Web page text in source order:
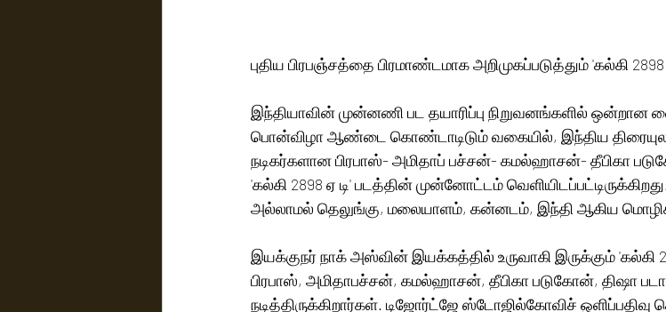
புதிய பிரபஞ்சத்தை பிரமாண்டமாக அறிமுகப்படுத்தும் 'கல்கி 2898
இந்தியாவின் முன்னணி பட தயாரிப்பு நிறுவனங்களில் ஒன்றான
பொன்விழா ஆண்டை கொண்டாடிடும் வகையில், இந்திய
நடிகர்களான பிரபாஸ்- அமிதாப் பச்சன்- கமல்ஹாசன்- தீபிகா
'கல்கி 2898 ஏ டி' படத்தின் முன்னோட்டம்
அல்லாமல் தெலுங்கு, மலையாளம், கன்னடம், இந்தி ஆகிய
இயக்குநர் நாக் அஸ்வின் இயக்கத்தில் உருவாகி இருக்கும் 'கல்கி
பிரபாஸ், அமிதாபச்சன், கமல்ஹாசன், தீபிகா படுகோன், திஷா
நடித்திருக்கிறார்கள். டிஜோர்ட்ஜே ஸ்டோஜில்கோவிச் ஒளிப்பதிவு